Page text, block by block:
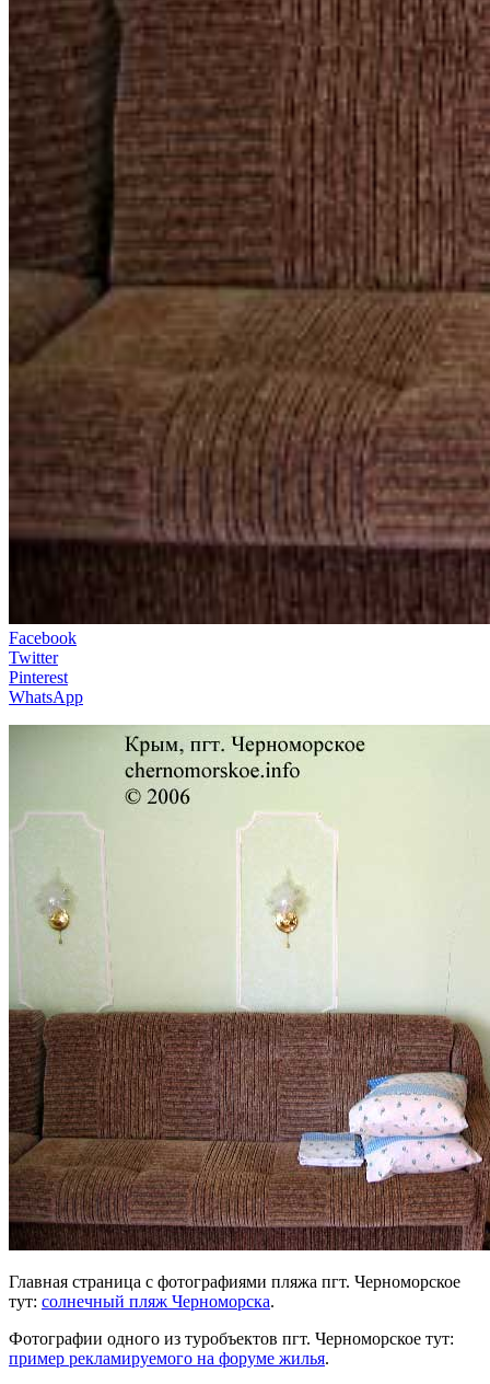
Facebook
Twitter
Pinterest
WhatsApp
Главная страница с фотографиями пляжа пгт. Черноморское
тут: солнечный пляж Черноморска.
Фотографии одного из туробъектов пгт. Черноморское тут:
пример рекламируемого на форуме жилья.